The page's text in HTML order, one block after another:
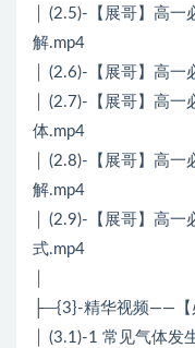
│ (2.5)-【展哥】高
解.mp4
│ (2.6)-【展哥】高
│ (2.7)-【展哥】高
体.mp4
│ (2.8)-【展哥】高
解.mp4
│ (2.9)-【展哥】高
式.mp4
├─{3}-精华视频——【
│ (3.1)-1 常见气体发